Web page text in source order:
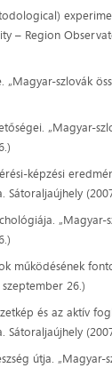
– Region
szlovák
„Magyar-
képzési
működésének
26.)
és az aktív
útja.